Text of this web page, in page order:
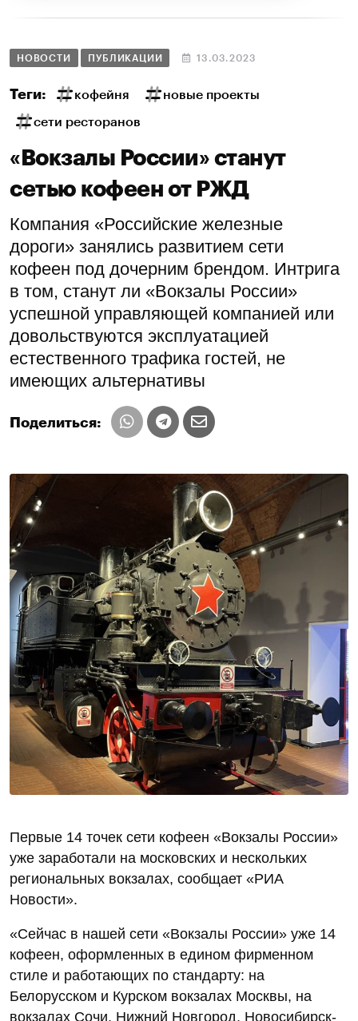
НОВОСТИ ПУБЛИКАЦИИ 13.03.2023
Теги: кофейня новые проекты
сети ресторанов
«Вокзалы России» станут
сетью кофеен от РЖД
Компания «Российские железные
дороги» занялись развитием сети
кофеен под дочерним брендом. Интрига
в том, станут ли «Вокзалы России»
успешной управляющей компанией или
довольствуются эксплуатацией
естественного трафика гостей, не
имеющих альтернативы
Поделиться:
Первые 14 точек сети кофеен «Вокзалы России»
уже заработали на московских и нескольких
региональных вокзалах, сообщает «РИА
Новости».
«Сейчас в нашей сети «Вокзалы России» уже 14
кофеен, оформленных в едином фирменном
стиле и работающих по стандарту: на
Белорусском и Курском вокзалах Москвы, на
вокзалах Сочи, Нижний Новгород, Новосибирск-